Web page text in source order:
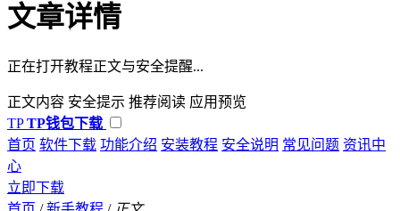
文章详情
正在打开教程正文与安全提醒...
正文内容 安全提示 推荐阅读 应用预览
TP TP钱包下载
首页 软件下载 功能介绍 安装教程 安全说明 常见问题 资讯中
心
立即下载